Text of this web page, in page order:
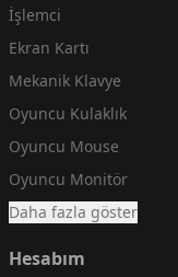
İşlemci
Ekran Kartı
Mekanik Klavye
Oyuncu Kulaklık
Oyuncu Mouse
Oyuncu Monitör
Daha fazla göster
Hesabım